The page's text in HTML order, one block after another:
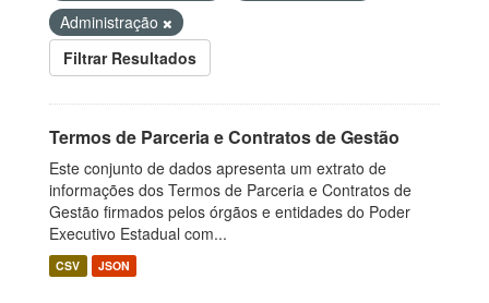
Administração
Filtrar Resultados
Termos de Parceria e Contratos de Gestão
Este conjunto de dados apresenta um extrato de
informações dos Termos de Parceria e Contratos de
Gestão firmados pelos órgãos e entidades do Poder
Executivo Estadual com...
CSV JSON